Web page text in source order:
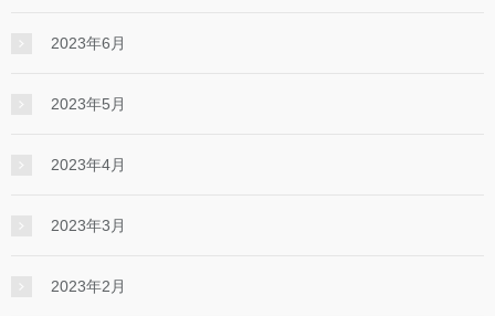
2023年6月
2023年5月
2023年4月
2023年3月
2023年2月